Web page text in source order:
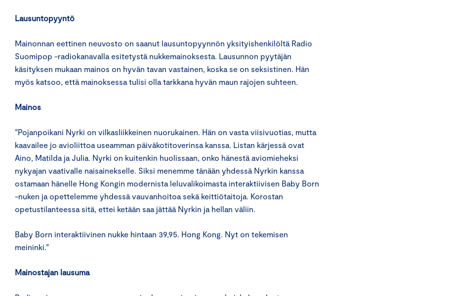
Lausuntopyyntö
Mainonnan eettinen neuvosto on saanut lausuntopyynnön yksityishenkilöltä Radio
Suomipop -radiokanavalla esitetystä nukkemainoksesta. Lausunnon pyytäjän
käsityksen mukaan mainos on hyvän tavan vastainen, koska se on seksistinen. Hän
myös katsoo, että mainoksessa tulisi olla tarkkana hyvän maun rajojen suhteen.
Mainos
”Pojanpoikani Nyrki on vilkasliikkeinen nuorukainen. Hän on vasta viisivuotias, mutta
kaavailee jo avioliittoa useamman päiväkotitoverinsa kanssa. Listan kärjessä ovat
Aino, Matilda ja Julia. Nyrki on kuitenkin huolissaan, onko hänestä aviomieheksi
nykyajan vaativalle naisainekselle. Siksi menemme tänään yhdessä Nyrkin kanssa
ostamaan hänelle Hong Kongin modernista leluvalikoimasta interaktiivisen Baby Born
-nuken ja opettelemme yhdessä vauvanhoitoa sekä keittiötaitoja. Korostan
opetustilanteessa sitä, ettei ketään saa jättää Nyrkin ja hellan väliin.
Baby Born interaktiivinen nukke hintaan 39,95. Hong Kong. Nyt on tekemisen
meininki.”
Mainostajan lausuma